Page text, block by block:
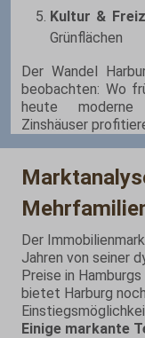
Kultur &
Grünflächen
Der Wandel
beobachten: Wo
heute moderne
Zinshäuser
Der
Jahren von seiner
Preise in
bietet Harburg
Einige markante